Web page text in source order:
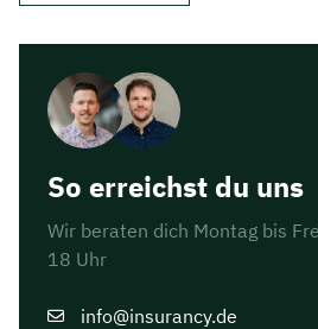
So erreichst du uns
Wir beraten dich Montag bis
18 Uhr
info@insurancy.de